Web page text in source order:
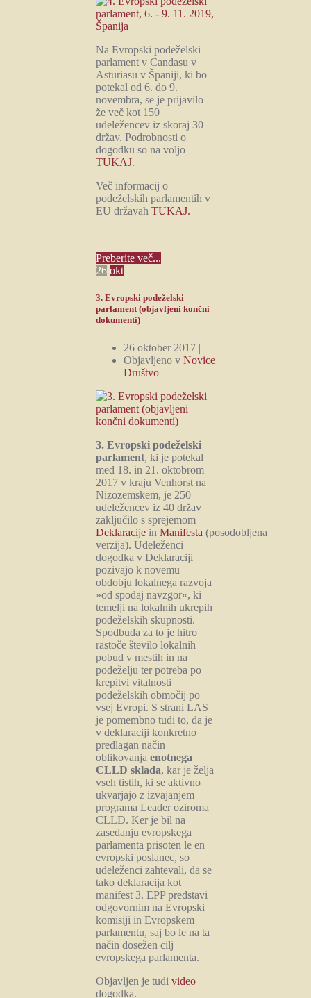
Na Evropski podeželski
parlament v Candasu v
Asturiasu v Španiji, ki bo
potekal od 6. do 9.
novembra, se je prijavilo
že več kot 150
udeležencev iz skoraj 30
držav. Podrobnosti o
dogodku so na voljo
TUKAJ.
Več informacij o
podeželskih parlamentih v
EU državah TUKAJ.
Preberite več...
26 okt
3. Evropski podeželski
parlament (objavljeni končni
dokumenti)
26 oktober 2017 |
Objavljeno v Novice
Društvo
3. Evropski podeželski
parlament, ki je potekal
med 18. in 21. oktobrom
2017 v kraju Venhorst na
Nizozemskem, je 250
udeležencev iz 40 držav
zaključilo s sprejemom
Deklaracijein Manifesta (posodobljena
verzija). Udeleženci
dogodka v Deklaraciji
pozivajo k novemu
obdobju lokalnega razvoja
»od spodaj navzgor«, ki
temelji na lokalnih ukrepih
podeželskih skupnosti.
Spodbuda za to je hitro
rastoče število lokalnih
pobud v mestih in na
podeželju ter potreba po
krepitvi vitalnosti
podeželskih območij po
vsej Evropi. S strani LAS
je pomembno tudi to, da je
v deklaraciji konkretno
predlagan način
oblikovanja enotnega
CLLD sklada, kar je želja
vseh tistih, ki se aktivno
ukvarjajo z izvajanjem
programa Leader oziroma
CLLD. Ker je bil na
zasedanju evropskega
parlamenta prisoten le en
evropski poslanec, so
udeleženci zahtevali, da se
tako deklaracija kot
manifest 3. EPP predstavi
odgovornim na Evropski
komisiji in Evropskem
parlamentu, saj bo le na ta
način dosežen cilj
evropskega parlamenta.
Objavljen je tudi video
dogodka.